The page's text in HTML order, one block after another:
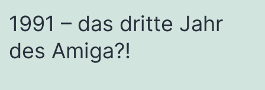
1991 – das dritte Jahr
des Amiga?!